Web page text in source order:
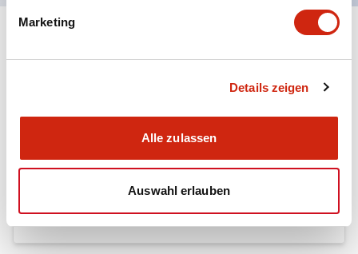
Marketing
Details zeigen
Alle zulassen
Auswahl erlauben
FT1A Catalog
.PDF1002.30KB